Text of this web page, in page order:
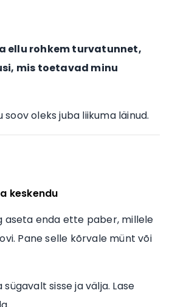
ellu rohkem turvatunnet,
mis toetavad minu
soov oleks juba liikuma läinud.
keskendu
aseta enda ette paber, millele
Pane selle kõrvale münt või
sisse ja välja. Lase